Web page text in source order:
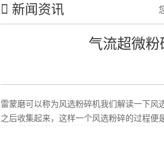
新闻资讯
气流超微
雷蒙磨可以称为风选粉碎机我们解读一下风
之后收集起来，这样一个风选粉碎的过程便